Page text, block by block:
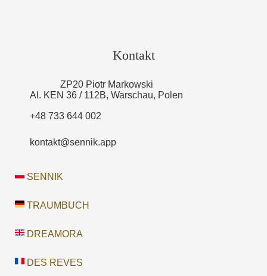
Kontakt
ZP20 Piotr Markowski
Al. KEN 36 / 112B, Warschau, Polen
+48 733 644 002
kontakt@sennik.app
SENNIK
TRAUMBUCH
DREAMORA
DES REVES